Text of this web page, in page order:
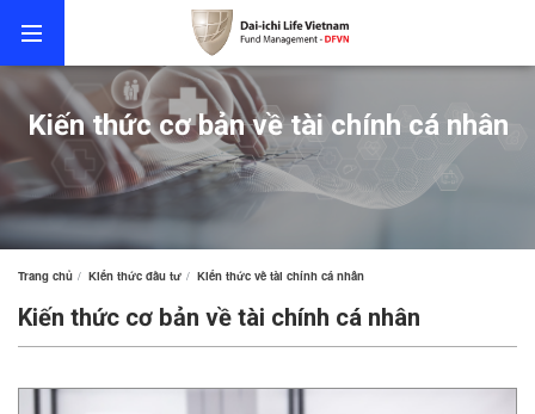
Kiến thức cơ bản về tài chính cá nhân
Trang chủ Kiến thức đầu tư Kiến thức về tài chính cá nhân
Kiến thức cơ bản về tài chính cá nhân